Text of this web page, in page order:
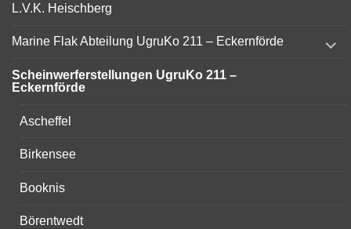
L.V.K. Heischberg
Marine Flak Abteilung UgruKo 211 – Eckernförde
child
Scheinwerferstellungen UgruKo 211 –
Eckernförde
Ascheffel
Birkensee
Booknis
Börentwedt